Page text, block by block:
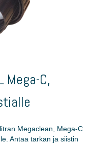
C,
Megaclean, Mega-C
Antaa tarkan ja siistin